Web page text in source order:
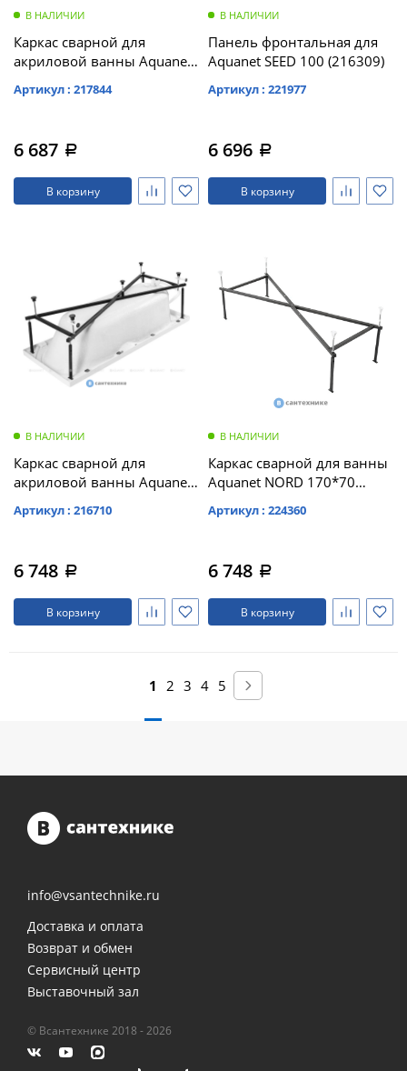
В НАЛИЧИИ
Каркас сварной для
акриловой ванны Aquanet
/242134/
Артикул : 217844
6 687 a
В корзину
В НАЛИЧИИ
Панель фронтальная для
Aquanet SEED 100 (216309)
Артикул : 221977
6 696 a
В корзину
В НАЛИЧИИ
Каркас сварной для
акриловой ванны Aquanet
Артикул : 216710
6 748 a
В корзину
В НАЛИЧИИ
Каркас сварной для ванны
Aquanet NORD 170*70
Артикул : 224360
6 748 a
В корзину
1 2 3 4 5
info@vsantechnike.ru
Доставка и оплата
Возврат и обмен
Сервисный центр
Выставочный зал
© Всантехнике 2018 - 2026